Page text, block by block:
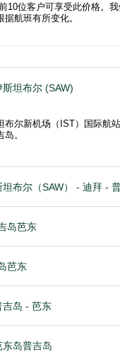
10位客户可享受此价格。
航班有所变化。
坦布尔 (SAW)
布尔新机场（IST）国际航
。
布尔（SAW） - 迪拜 -
岛芭东
芭东
吉岛 - 芭东
岛普吉岛